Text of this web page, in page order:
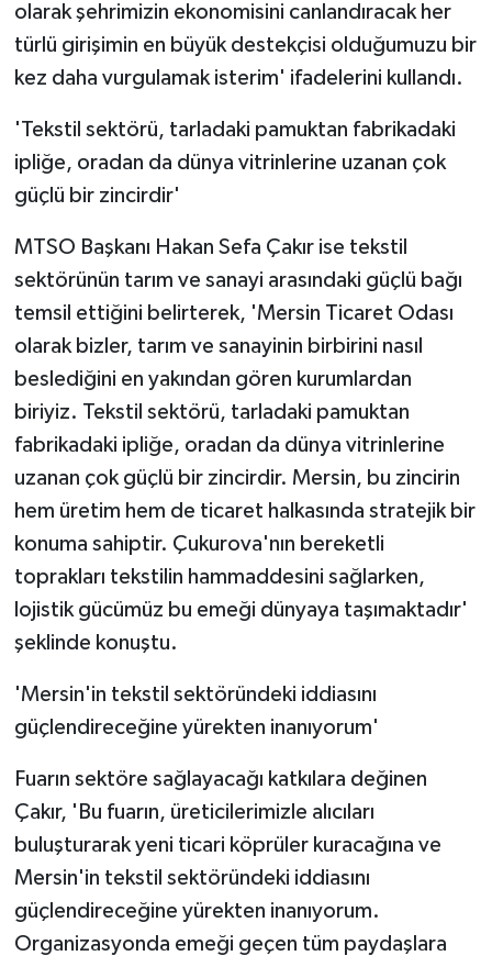
olarak şehrimizin ekonomisini canlandıracak her
türlü girişimin en büyük destekçisi olduğumuzu bir
kez daha vurgulamak isterim' ifadelerini kullandı.
'Tekstil sektörü, tarladaki pamuktan fabrikadaki
ipliğe, oradan da dünya vitrinlerine uzanan çok
güçlü bir zincirdir'
MTSO Başkanı Hakan Sefa Çakır ise tekstil
sektörünün tarım ve sanayi arasındaki güçlü bağı
temsil ettiğini belirterek, 'Mersin Ticaret Odası
olarak bizler, tarım ve sanayinin birbirini nasıl
beslediğini en yakından gören kurumlardan
biriyiz. Tekstil sektörü, tarladaki pamuktan
fabrikadaki ipliğe, oradan da dünya vitrinlerine
uzanan çok güçlü bir zincirdir. Mersin, bu zincirin
hem üretim hem de ticaret halkasında stratejik bir
konuma sahiptir. Çukurova'nın bereketli
toprakları tekstilin hammaddesini sağlarken,
lojistik gücümüz bu emeği dünyaya taşımaktadır'
şeklinde konuştu.
'Mersin'in tekstil sektöründeki iddiasını
güçlendireceğine yürekten inanıyorum'
Fuarın sektöre sağlayacağı katkılara değinen
Çakır, 'Bu fuarın, üreticilerimizle alıcıları
buluşturarak yeni ticari köprüler kuracağına ve
Mersin'in tekstil sektöründeki iddiasını
güçlendireceğine yürekten inanıyorum.
Organizasyonda emeği geçen tüm paydaşlara